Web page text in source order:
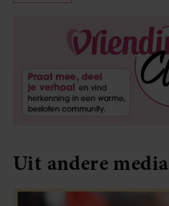
Uit andere media